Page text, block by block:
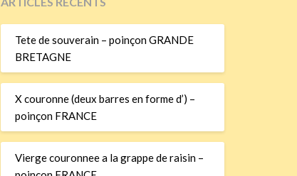
Tete de souverain – poinçon GRANDE
BRETAGNE
X couronne (deux barres en forme d’) –
poinçon FRANCE
Vierge couronnee a la grappe de raisin –